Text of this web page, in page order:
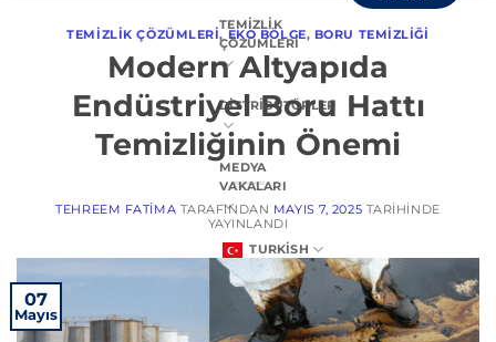
TEMIZLIK
ÇÖZÜMLERI
DISTRIBÜTÖRLER
MEDYA
VAKALARI
TURKISH
TEMIZLIK ÇÖZÜMLERI, EKO BÖLGE, BORU TEMIZLIĞI
Modern Altyapıda
Endüstriyel Boru Hattı
Temizliğinin Önemi
TEHREEM FATIMA TARAFINDAN MAYIS 7, 2025 TARIHINDE
YAYINLANDI
07
Mayıs